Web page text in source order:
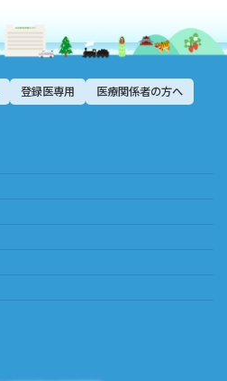
登録医専用
医療関係者の方へ